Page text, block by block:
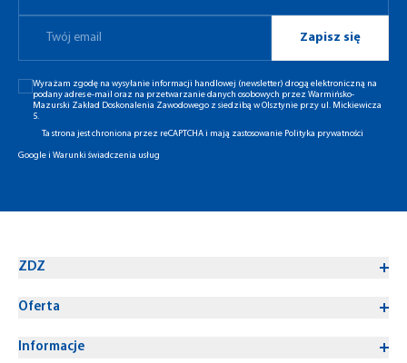
Zapisz się
Wyrażam zgodę na wysyłanie informacji handlowej (newsletter) drogą elektroniczną na
podany adres e-mail oraz na przetwarzanie danych osobowych przez Warmińsko-
Mazurski Zakład Doskonalenia Zawodowego z siedzibą w Olsztynie przy ul. Mickiewicza
5.
Ta strona jest chroniona przez reCAPTCHA i mają zastosowanie Polityka prywatności
Googlei Warunki świadczenia usług
ZDZ
Oferta
Informacje